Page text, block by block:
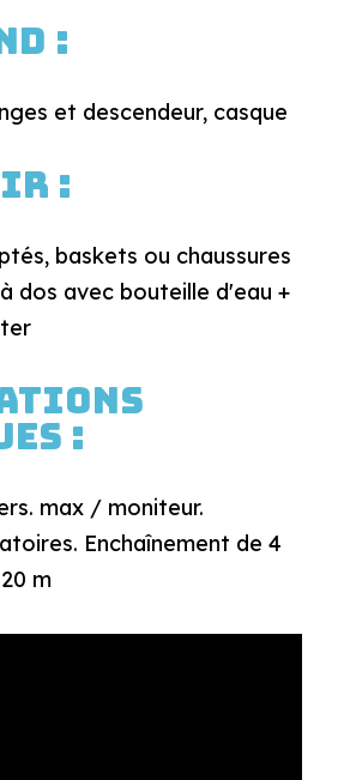
:
et descendeur, casque
:
baskets ou chaussures
dos avec bouteille d'eau +
:
max / moniteur.
Enchaînement de 4
m